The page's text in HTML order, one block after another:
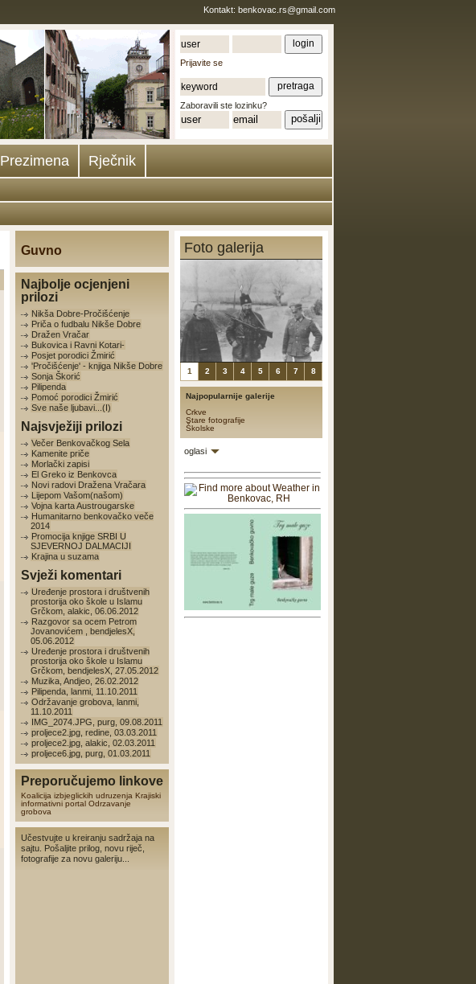
Kontakt: benkovac.rs@gmail.com
Prijavite se
Zaboravili ste lozinku?
Prezimena Rječnik
Guvno
Najbolje ocjenjeni
prilozi
Nikša Dobre-Pročišćenje
Priča o fudbalu Nikše Dobre
Dražen Vračar
Bukovica i Ravni Kotari-
Posjet porodici Žmirić
'Pročišćenje' - knjiga Nikše Dobre
Sonja Škorić
Pilipenda
Pomoć porodici Žmirić
Sve naše ljubavi...(I)
Najsvježiji prilozi
Večer Benkovačkog Sela
Kamenite priče
Morlački zapisi
El Greko iz Benkovca
Novi radovi Dražena Vračara
Lijepom Vašom(našom)
Vojna karta Austrougarske
Humanitarno benkovačko veče
2014
Promocija knjige SRBI U
SJEVERNOJ DALMACIJI
Krajina u suzama
Svježi komentari
Uređenje prostora i društvenih
prostorija oko škole u Islamu
Grčkom, alakic, 06.06.2012
Razgovor sa ocem Petrom
Jovanovićem , bendjelesX,
05.06.2012
Uređenje prostora i društvenih
prostorija oko škole u Islamu
Grčkom, bendjelesX, 27.05.2012
Muzika, Andjeo, 26.02.2012
Pilipenda, lanmi, 11.10.2011
Održavanje grobova, lanmi,
11.10.2011
IMG_2074.JPG, purg, 09.08.2011
proljece2.jpg, redine, 03.03.2011
proljece2.jpg, alakic, 02.03.2011
proljece6.jpg, purg, 01.03.2011
Preporučujemo linkove
Koalicija izbjeglickih udruzenja Krajiski
informativni portal Odrzavanje
grobova
Učestvujte u kreiranju sadržaja na
sajtu. Pošaljite prilog, novu riječ,
fotografije za novu galeriju...
Foto galerija
1 2 3 4 5 6 7 8
Najpopularnije galerije
Crkve
Stare fotografije
Školske
oglasi